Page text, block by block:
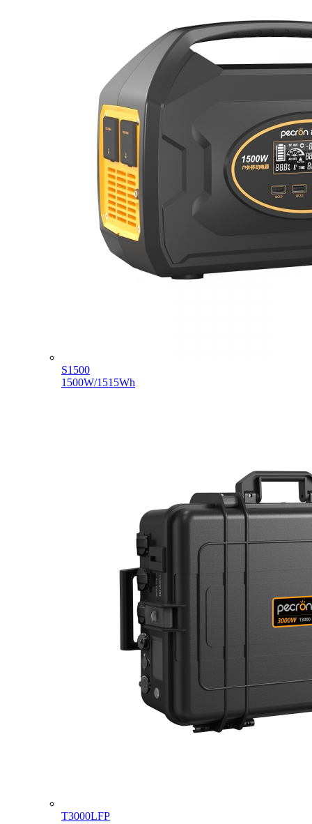
S1500
1500W/1515Wh
T3000LFP